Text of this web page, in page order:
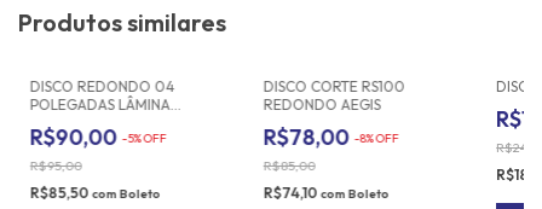
Produtos similares
DISCO REDONDO 04
POLEGADAS LÂMINA
R$90,00 -5%OFF
R$95,00
R$85,50 com Boleto
DISCO CORTE RS100
REDONDO AEGIS
R$78,00 -8%OFF
R$85,00
R$74,10 com Boleto